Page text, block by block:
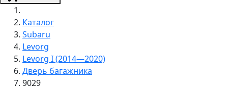
Каталог
Subaru
Levorg
Levorg I (2014—2020)
Дверь багажника
9029